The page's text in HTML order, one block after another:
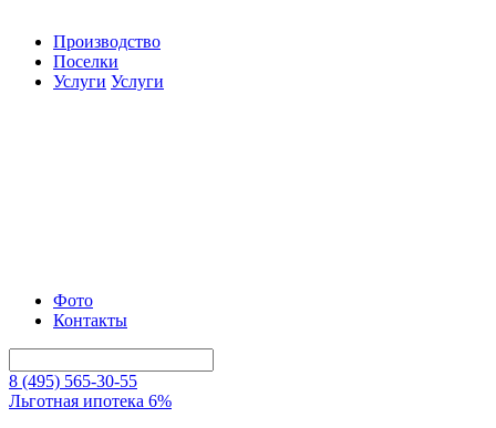
Производство
Поселки
Услуги Услуги
Фото
Контакты
8 (495) 565-30-55
Льготная ипотека 6%